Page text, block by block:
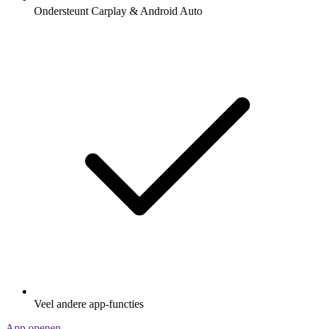
Ondersteunt Carplay & Android Auto
Veel andere app-functies